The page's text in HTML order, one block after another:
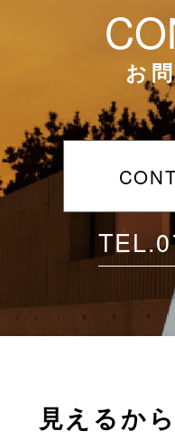
お
TEL.
見えるから